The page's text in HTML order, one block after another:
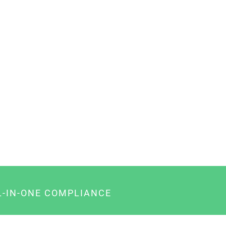
IN-ONE COMPLIANCE